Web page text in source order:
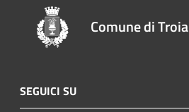
Comune di Troia
SEGUICI SU